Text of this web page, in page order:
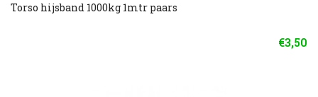
Torso hijsband 1000kg 1mtr paars
€3,50